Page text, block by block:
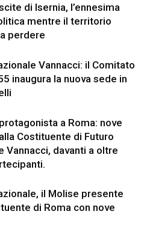
di Isernia, l’ennesima
mentre il territorio
perdere
Vannacci: il Comitato
inaugura la nuova sede in
a Roma: nove
Costituente di Futuro
Vannacci, davanti a oltre
il Molise presente
di Roma con nove